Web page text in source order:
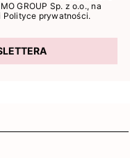
GROUP Sp. z o.o., na
Polityce prywatności.